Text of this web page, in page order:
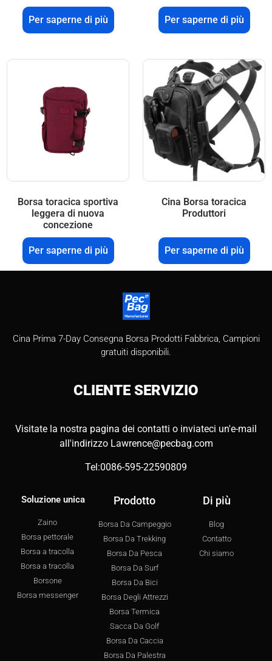
Per saperne di più Per saperne di più
Borsa toracica sportiva
leggera di nuova
concezione
Per saperne di più
Cina Borsa toracica
Produttori
Per saperne di più
Cina Prima 7-Day Consegna Borsa Prodotti Fabbrica, Campioni
gratuiti disponibili.
CLIENTE SERVIZIO
Visitate la nostra pagina dei contatti o inviateci un'e-mail
all'indirizzo Lawrence@pecbag.com
Tel:0086-595-22590809
Soluzione unica
Zaino
Borsa pettorale
Borsa a tracolla
Borsa a tracolla
Borsone
Borsa messenger
Prodotto
Borsa Da Campeggio
Borsa Da Trekking
Borsa Da Pesca
Borsa Da Surf
Borsa Da Bici
Borsa Degli Attrezzi
Borsa Termica
Sacca Da Golf
Borsa Da Caccia
Borsa Da Palestra
Di più
Blog
Contatto
Chi siamo